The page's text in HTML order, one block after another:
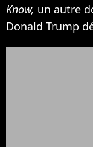
Know, un autre
Donald Trump